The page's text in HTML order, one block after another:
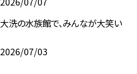
大洗の水族館で、みんなが大笑い
2026/07/03